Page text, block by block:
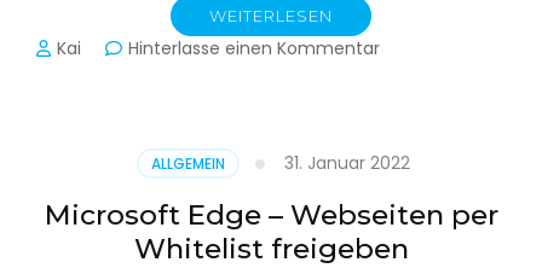
WEITERLESEN
Kai Hinterlasse einen Kommentarzu
(UPN)
im
Active
Directory
ALLGEMEIN 31. Januar 2022
Microsoft Edge – Webseiten per
Whitelist freigeben